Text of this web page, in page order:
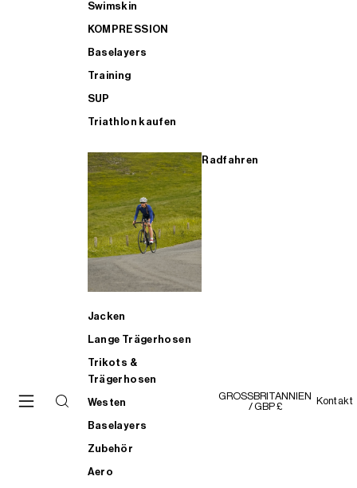
Swimskin
KOMPRESSION
Baselayers
Training
SUP
Triathlon kaufen
Radfahren
Jacken
Lange Trägerhosen
Trikots &
Trägerhosen
Westen
Baselayers
Zubehör
Aero
GROSSBRITANNIEN
/ GBP £
Kontakt